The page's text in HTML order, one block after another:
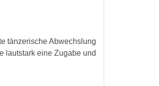
tänzerische Abwechslung
lautstark eine Zugabe und